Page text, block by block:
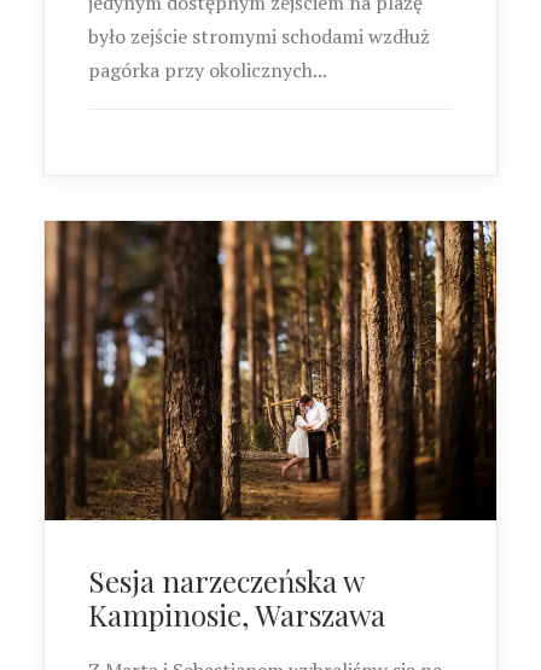
było zejście stromymi schodami wzdłuż
pagórka przy okolicznych...
Sesja narzeczeńska w
Kampinosie, Warszawa